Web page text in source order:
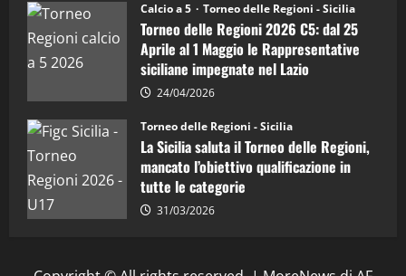
Calcio a 5 Torneo delle Regioni - Sicilia
Torneo delle Regioni 2026 C5: dal 25
Aprile al 1 Maggio le Rappresentative
siciliane impegnate nel Lazio
24/04/2026
Torneo delle Regioni - Sicilia
La Sicilia saluta il Torneo delle Regioni,
mancato l’obiettivo qualificazione in
tutte le categorie
31/03/2026